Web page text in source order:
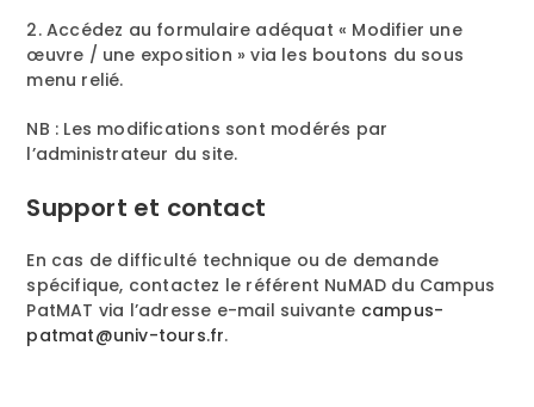
2. Accédez au formulaire adéquat « Modifier une
œuvre / une exposition » via les boutons du sous
menu relié.
NB : Les modifications sont modérés par
l’administrateur du site.
Support et contact
En cas de difficulté technique ou de demande
spécifique, contactez le référent NuMAD du Campus
PatMAT via l’adresse e-mail suivante campus-
patmat@univ-tours.fr.